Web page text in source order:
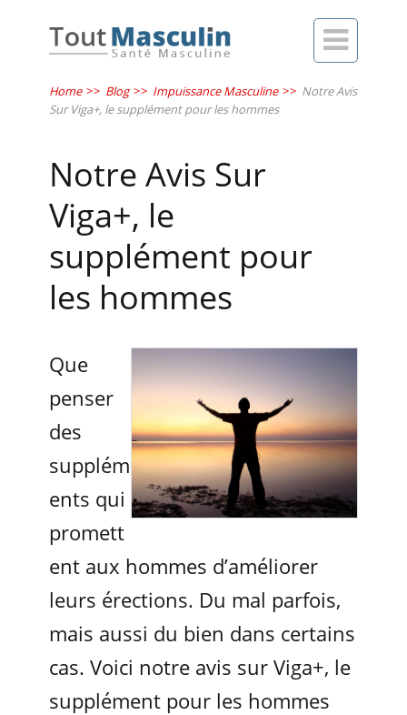

Home >> Blog >> Impuissance Masculine >> Notre Avis
Sur Viga+, le supplément pour les hommes
Notre Avis Sur
Viga+, le
supplément pour
les hommes
Que
penser
des
supplém
ents qui
promett
ent aux hommes d’améliorer
leurs érections. Du mal parfois,
mais aussi du bien dans certains
cas. Voici notre avis sur Viga+, le
supplément pour les hommes